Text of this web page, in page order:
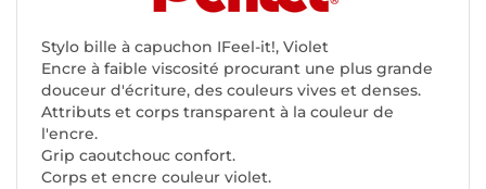
Stylo bille à capuchon IFeel-it!, Violet
Encre à faible viscosité procurant une plus grande
douceur d'écriture, des couleurs vives et denses.
Attributs et corps transparent à la couleur de
l'encre.
Grip caoutchouc confort.
Corps et encre couleur violet.